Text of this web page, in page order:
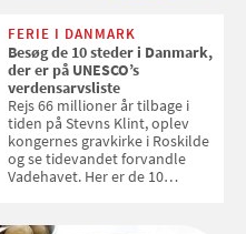
FERIE I DANMARK
Besøg de 10 steder i Danmark,
der er på UNESCO’s
verdensarvsliste
Rejs 66 millioner år tilbage i
tiden på Stevns Klint, oplev
kongernes gravkirke i Roskilde
og se tidevandet forvandle
Vadehavet. Her er de 10